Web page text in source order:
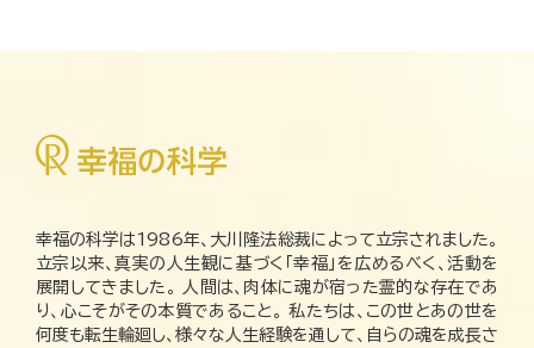
幸福の科学は1986年、大川隆法総裁によって立宗されました。
立宗以来、真実の人生観に基づく「幸福」を広めるべく、活動を
展開してきました。 人間は、肉体に魂が宿った霊的な存在であ
り、心こそがその本質であること。 私たちは、この世とあの世を
何度も転生輪廻し、様々な人生経験を通して、自らの魂を成長さ